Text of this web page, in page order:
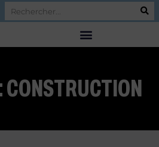
CONSTRUCTION